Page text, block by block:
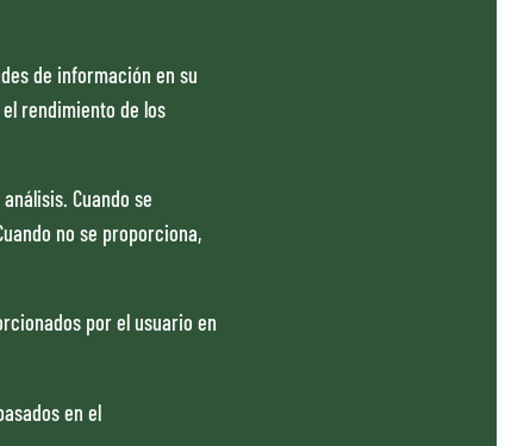
de información en su
rendimiento de los
Cuando se
no se proporciona,
por el usuario en
en el